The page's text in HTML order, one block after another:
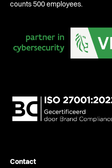
counts 500 employees.
Contact